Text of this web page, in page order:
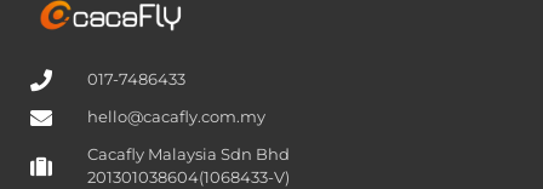
017-7486433
hello@cacafly.com.my
Cacafly Malaysia Sdn Bhd
201301038604(1068433-V)